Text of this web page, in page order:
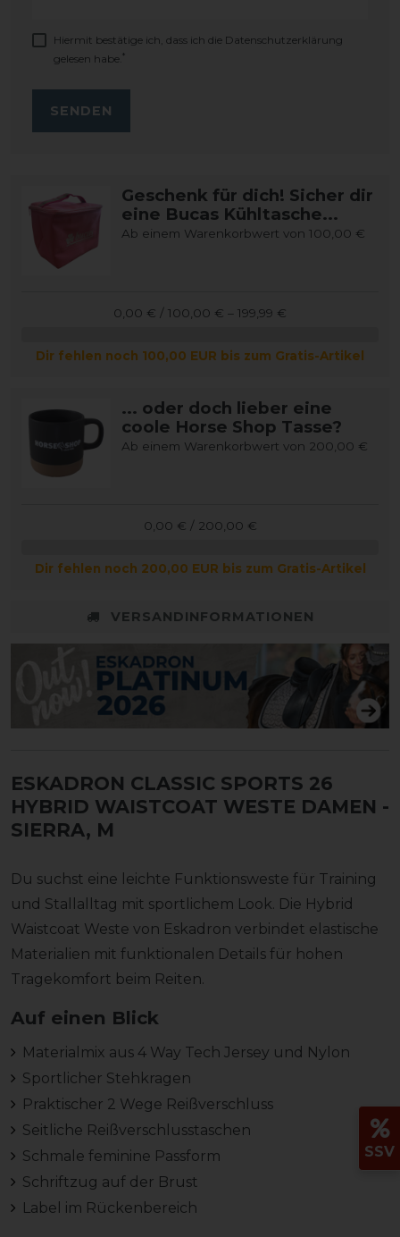
Hiermit bestätige ich, dass ich die Daten­schutz­erklärung
gelesen habe. *
SENDEN
Geschenk für dich! Sicher dir
eine Bucas Kühltasche...
Ab einem Warenkorbwert von 100,00 €
0,00 € / 100,00 € – 199,99 €
Dir fehlen noch 100,00 EUR bis zum Gratis-Artikel
... oder doch lieber eine
coole Horse Shop Tasse?
Ab einem Warenkorbwert von 200,00 €
0,00 € / 200,00 €
Dir fehlen noch 200,00 EUR bis zum Gratis-Artikel
VERSANDINFORMATIONEN
ESKADRON CLASSIC SPORTS 26
HYBRID WAISTCOAT WESTE DAMEN -
SIERRA, M
Du suchst eine leichte Funktionsweste für Training
und Stallalltag mit sportlichem Look. Die Hybrid
Waistcoat Weste von Eskadron verbindet elastische
Materialien mit funktionalen Details für hohen
Tragekomfort beim Reiten.
Auf einen Blick
Materialmix aus 4 Way Tech Jersey und Nylon
Sportlicher Stehkragen
Praktischer 2 Wege Reißverschluss
Seitliche Reißverschlusstaschen
Schmale feminine Passform
Schriftzug auf der Brust
Label im Rückenbereich
SSV